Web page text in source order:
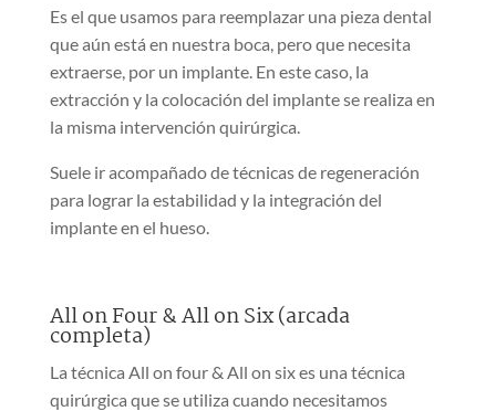
Es el que usamos para reemplazar una pieza dental
que aún está en nuestra boca, pero que necesita
extraerse, por un implante. En este caso, la
extracción y la colocación del implante se realiza en
la misma intervención quirúrgica.
Suele ir acompañado de técnicas de regeneración
para lograr la estabilidad y la integración del
implante en el hueso.
All on Four & All on Six (arcada
completa)
La técnica All on four & All on six es una técnica
quirúrgica que se utiliza cuando necesitamos